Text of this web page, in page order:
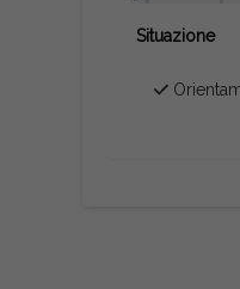
Situazione